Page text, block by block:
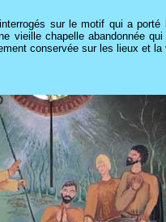
sur le motif qui a
chapelle abandonnée
conservée sur les lieux et